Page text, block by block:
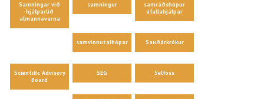
Samningar við
hjálparlið
almannavarna
samningur
samráðshópur
áfallahjálpar
samvinnutalhópar Sauðárkrókur
Scientific Advisory
Board
SEG Selfoss